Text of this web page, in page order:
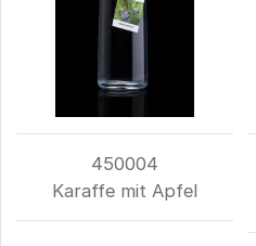
450004
Karaffe mit Apfel